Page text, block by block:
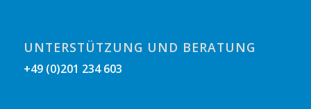
UNTERSTÜTZUNG UND BERATUNG
+49 (0)201 234 603